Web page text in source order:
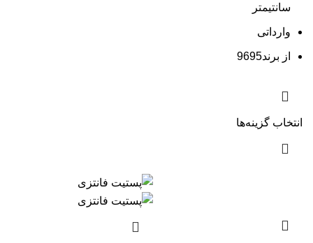
سانتیمتر
وارداتی
از برند9695
انتخاب گزینه‌ها